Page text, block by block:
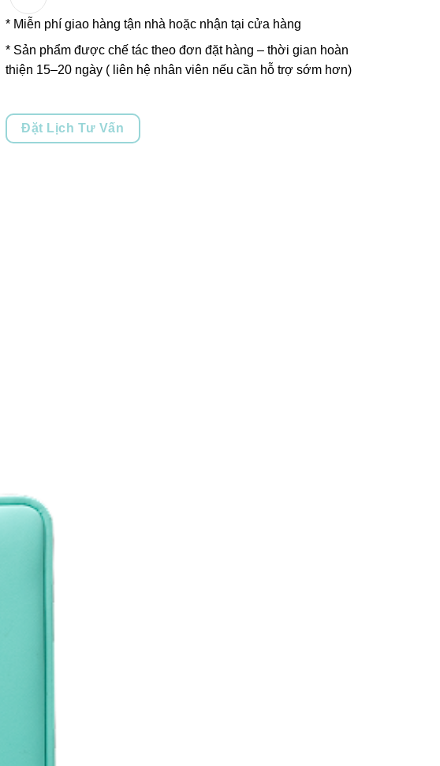
* Miễn phí giao hàng tận nhà hoặc nhận tại cửa hàng
* Sản phẩm được chế tác theo đơn đặt hàng – thời gian hoàn
thiện 15–20 ngày ( liên hệ nhân viên nếu cần hỗ trợ sớm hơn)
Đặt Lịch Tư Vấn